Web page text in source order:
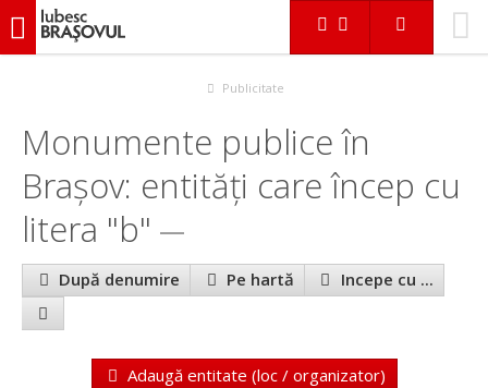
iubescbraşovul.ro
Publicitate
Monumente publice în
Brașov: entităţi care încep cu
litera "b"
După denumire Pe hartă Incepe cu ...
Adaugă entitate (loc / organizator)